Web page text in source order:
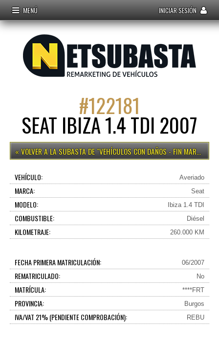
MENÚ INICIAR SESIÓN
#122181
SEAT IBIZA 1.4 TDI 2007
VEHÍCULOS CON DAÑOS - FIN MARTES 15H
VEHÍCULO: Averiado
MARCA: Seat
MODELO: Ibiza 1.4 TDI
COMBUSTIBLE: Diésel
KILOMETRAJE: 260.000 KM
FECHA PRIMERA MATRICULACIÓN: 06/2007
REMATRICULADO: No
MATRÍCULA: ****FRT
PROVINCIA: Burgos
IVA/VAT 21% (PENDIENTE COMPROBACIÓN): REBU